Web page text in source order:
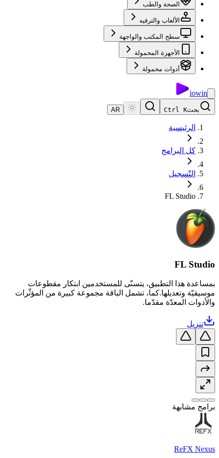
الصحة والطب
الألعاب والترفيه
سطح المكتب والواجهة
الأجهزة المحمولة
أدوات محمولة
iowin
بحثCtrl K
AR
الرئيسية
كل البرامج
التّسجيل
FL Studio
FL Studio
بمساعدة هذا التطبيق، يتسنّى للمستخدمين ابتكار مقطوعات
موسيقيّة وتعديلها.كما، تشمل الباقة مجموعة كبيرة من المؤثّرات
والأدوات المعدّة مقدّما.
تنزيل
برامج مشابهة
ReFX Nexus